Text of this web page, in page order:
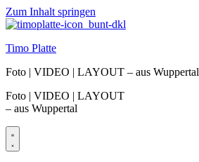
Zum Inhalt springen
Timo Platte
Foto | VIDEO | LAYOUT – aus Wuppertal
Foto | VIDEO | LAYOUT
– aus Wuppertal